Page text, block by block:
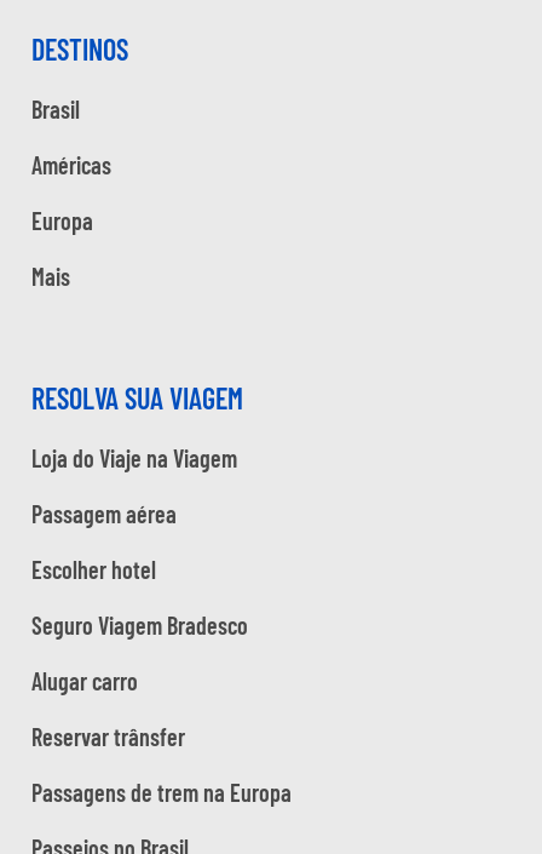
DESTINOS
Brasil
Américas
Europa
Mais
RESOLVA SUA VIAGEM
Loja do Viaje na Viagem
Passagem aérea
Escolher hotel
Seguro Viagem Bradesco
Alugar carro
Reservar trânsfer
Passagens de trem na Europa
Passeios no Brasil